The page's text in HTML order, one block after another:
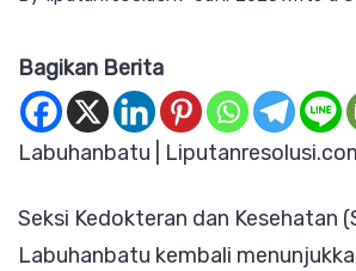
Bagikan Berita
Labuhanbatu |
Seksi Kedokteran dan Kesehatan
Labuhanbatu kembali